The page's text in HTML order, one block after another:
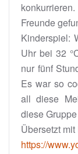
Freunde
Kinderspiel:
Uhr bei 32
nur fünf
Es war so
all diese
diese
Übersetzt
https://